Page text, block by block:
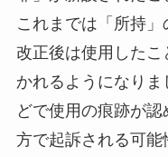
これまでは「所持」
改正後は使用した
かれるようになり
どで使用の痕跡が
方で起訴される可能